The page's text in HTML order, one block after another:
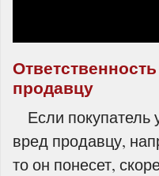
продавцу
Если
вред продавцу,
то он понесет,